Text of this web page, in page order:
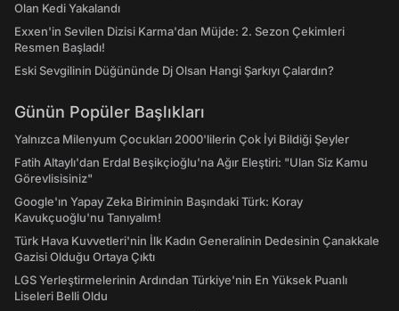
Olan Kedi Yakalandı
Exxen'in Sevilen Dizisi Karma'dan Müjde: 2. Sezon Çekimleri
Resmen Başladı!
Eski Sevgilinin Düğününde Dj Olsan Hangi Şarkıyı Çalardın?
Günün Popüler Başlıkları
Yalnızca Milenyum Çocukları 2000'lilerin Çok İyi Bildiği Şeyler
Fatih Altaylı'dan Erdal Beşikçioğlu'na Ağır Eleştiri: "Ulan Siz Kamu
Görevlisisiniz"
Google'ın Yapay Zeka Biriminin Başındaki Türk: Koray
Kavukçuoğlu'nu Tanıyalım!
Türk Hava Kuvvetleri'nin İlk Kadın Generalinin Dedesinin Çanakkale
Gazisi Olduğu Ortaya Çıktı
LGS Yerleştirmelerinin Ardından Türkiye'nin En Yüksek Puanlı
Liseleri Belli Oldu